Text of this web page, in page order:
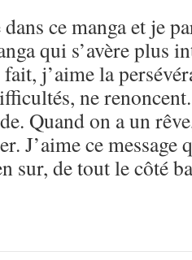
ce manga et je
qui s’avère plus
j’aime la
ne
Quand on a un
J’aime ce
sur, de tout le côté